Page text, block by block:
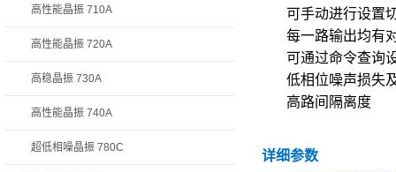
高性能晶振 710A
高性能晶振 720A
高稳晶振 730A
高性能晶振 740A
超低相噪晶振 780C
可手动进行设置
每一路输出均有
可通过命令查询
低相位噪声损失
高路间隔离度
详细参数